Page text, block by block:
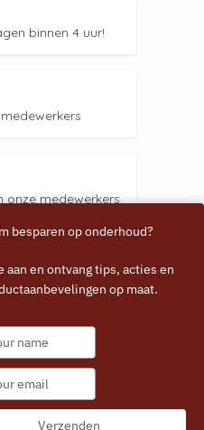
binnen 4 uur!
medewerkers.
besparen op onderhoud?
aan en ontvang tips, acties en
op maat.
name
email
Verzenden